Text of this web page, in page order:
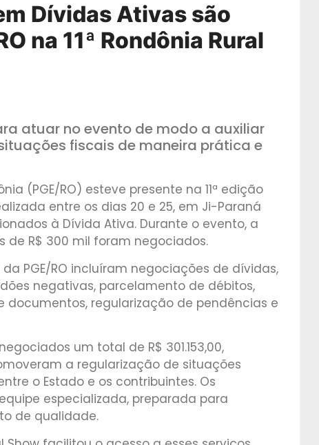
Dívidas Ativas são
na 11ª Rondônia Rural
atuar no evento de modo a auxiliar
fiscais de maneira prática e
(PGE/RO) esteve presente na 11ª edição
entre os dias 20 e 25, em Ji-Paraná
à Dívida Ativa. Durante o evento, a
de R$ 300 mil foram negociados.
PGE/RO incluíram negociações de dívidas,
negativas, parcelamento de débitos,
regularização de pendências e
um total de R$ 301.153,00,
a regularização de situações
o Estado e os contribuintes. Os
especializada, preparada para
de qualidade.